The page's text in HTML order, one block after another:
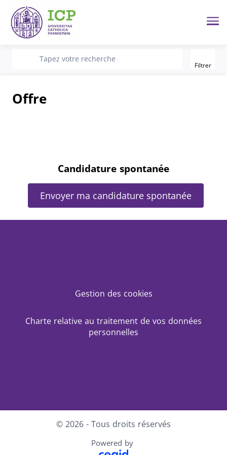
recherche
Tapez votre recherche
Filtrer
Offre
Candidature spontanée
Envoyer ma candidature spontanée
Gestion des cookies
Charte relative au traitement de vos données
personnelles
© 2026 - Tous droits réservés
Powered by